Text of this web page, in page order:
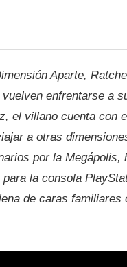
Aparte,
enfrentarse a
el villano cuenta con
a otras
por la Megápolis,
la consola
de caras familiares